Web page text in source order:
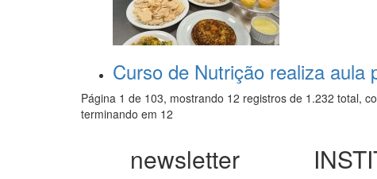
Curso de Nutrição realiza aula
Página 1 de 103, mostrando 12 registros de 1.232 total,
terminando em 12
newsletter